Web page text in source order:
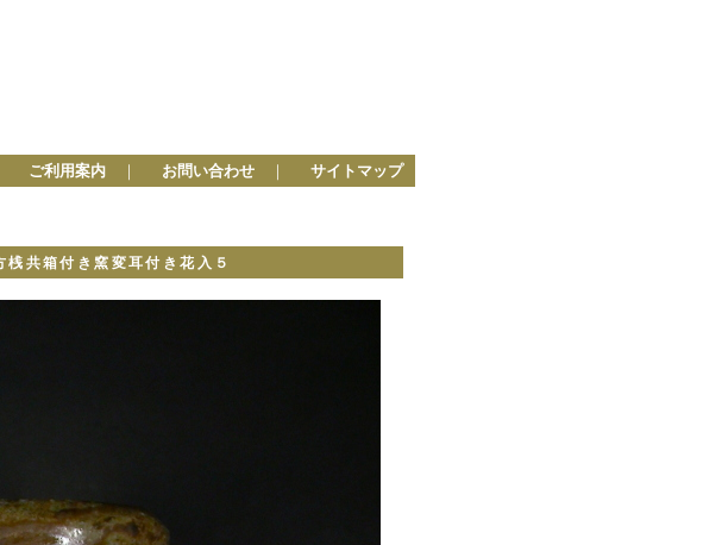
ご利用案内 ｜ お問い合わせ ｜ サイトマップ
箱付き窯変耳付き花入５